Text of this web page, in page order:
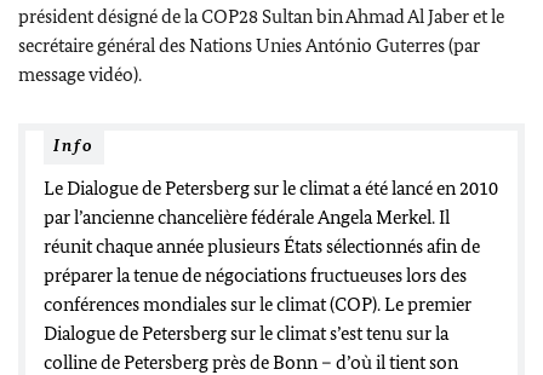
président désigné de la COP28 Sultanbin Ahmad Al Jaberet le
secrétaire général des Nations UniesAntónio Guterres(par
message vidéo).
Info
Le Dialogue dePetersbergsur le climat a été lancé en 2010
par l’ancienne chancelière fédéraleAngela Merkel. Il
réunit chaque année plusieurs États sélectionnés afin de
préparer la tenue de négociations fructueuses lors des
conférences mondiales sur le climat (COP). Le premier
Dialogue dePetersbergsur le climat s’est tenu sur la
colline dePetersbergprès deBonn – d’où il tient son